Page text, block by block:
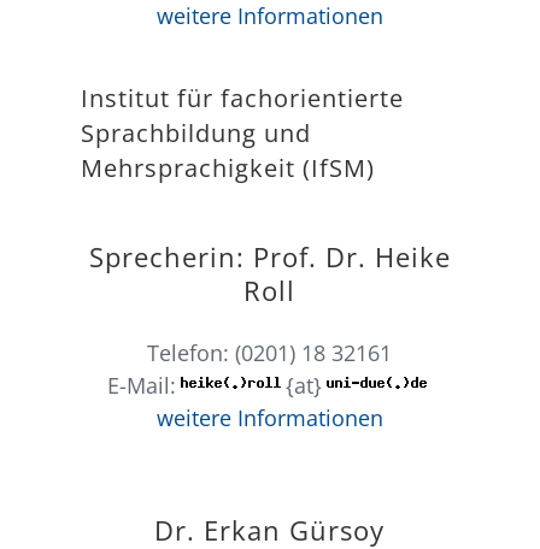
weitere Informationen
Institut für fachorientierte
Sprachbildung und
Mehrsprachigkeit (IfSM)
Sprecherin: Prof. Dr. Heike
Roll
Telefon: (0201) 18 32161
E-Mail:
{at}
weitere Informationen
Dr. Erkan Gürsoy